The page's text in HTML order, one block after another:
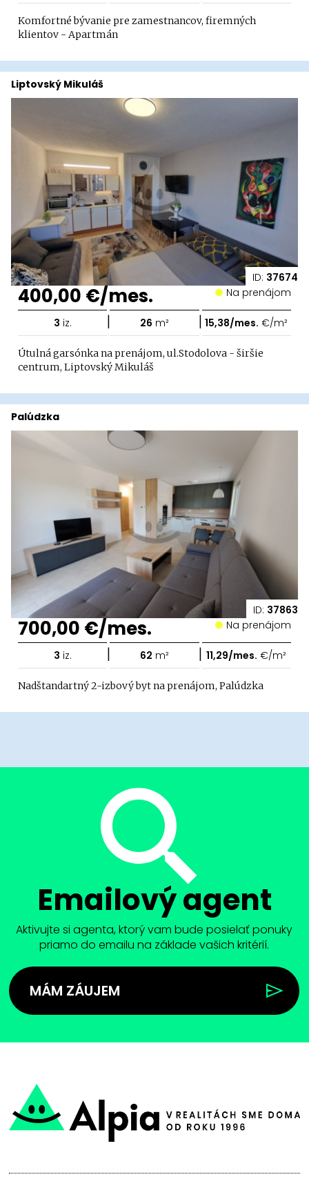
Komfortné bývanie pre zamestnancov, firemných
klientov - Apartmán
ID: 37674
Liptovský Mikuláš
400,00 €/mes. Na prenájom
3 iz. | 26 m² | 15,38/mes. €/m²
Útulná garsónka na prenájom, ul.Stodolova - širšie
centrum, Liptovský Mikuláš
ID: 37863
Palúdzka
700,00 €/mes. Na prenájom
3 iz. | 62 m² | 11,29/mes. €/m²
Nadštandartný 2-izbový byt na prenájom, Palúdzka
Emailový agent
Aktivujte si agenta, ktorý vam bude posielať ponuky
priamo do emailu na základe vašich kritérií.
MÁM ZÁUJEM